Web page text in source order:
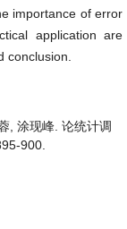
importance of error
application are
conclusion.
, 涂现峰. 论统计调
900.